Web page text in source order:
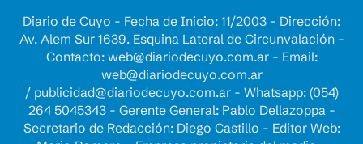
Diario de Cuyo - Fecha de Inicio: 11/2003 - Dirección:
Av. Alem Sur 1639. Esquina Lateral de Circunvalación -
Contacto: web@diariodecuyo.com.ar- Email:
web@diariodecuyo.com.ar
/ publicidad@diariodecuyo.com.ar- Whatsapp: (054)
264 5045343 - Gerente General: Pablo Dellazoppa -
Secretario de Redacción: Diego Castillo - Editor Web: